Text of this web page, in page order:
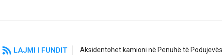
LAJMI I FUNDIT Aksidentohet kamioni në Penuhë të